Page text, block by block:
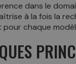
dans le
à la fois la
chaque